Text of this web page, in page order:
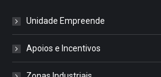
Unidade Empreende
Apoios e Incentivos